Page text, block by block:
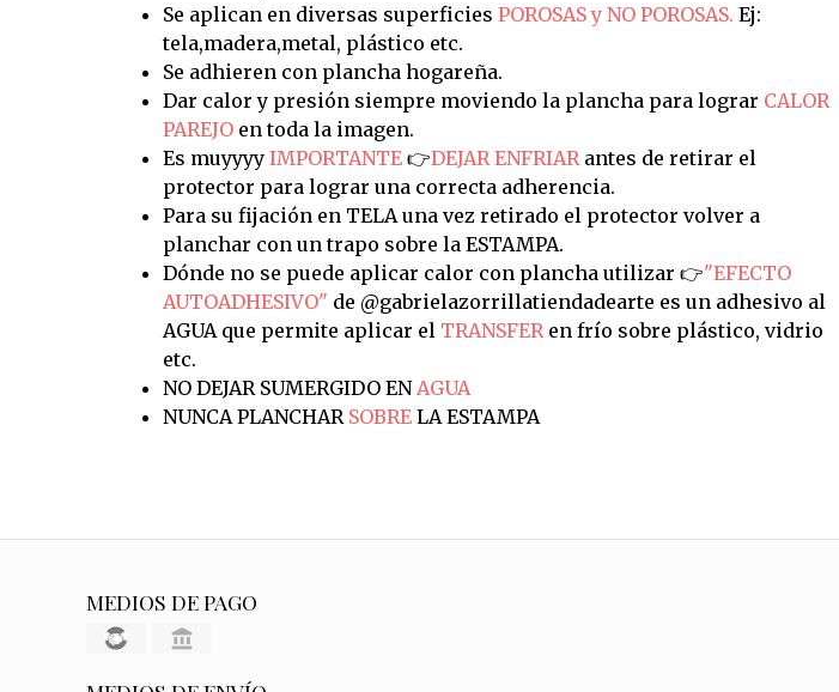
Se aplican en diversas superficies POROSAS y NO POROSAS. Ej:
tela,madera,metal, plástico etc.
Se adhieren con plancha hogareña.
Dar calor y presión siempre moviendo la plancha para lograr CALOR
PAREJOen toda la imagen.
Es muyyyy IMPORTANTE👉DEJAR ENFRIARantes de retirar el
protector para lograr una correcta adherencia.
Para su fijación en TELA una vez retirado el protector volver a
planchar con un trapo sobre la ESTAMPA.
Dónde no se puede aplicar calor con plancha utilizar 👉"EFECTO
AUTOADHESIVO" de @gabrielazorrillatiendadearte es un adhesivo al
AGUA que permite aplicar el TRANSFERen frío sobre plástico, vidrio
etc.
NO DEJAR SUMERGIDO EN AGUA
NUNCA PLANCHAR SOBRELA ESTAMPA
MEDIOS DE PAGO